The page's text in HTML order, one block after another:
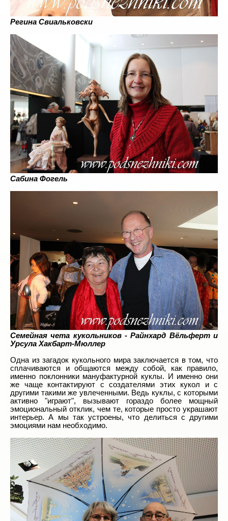
Регина Свиальковски
Сабина Фогель
Семейная чета кукольников - Райнхард Вёльферт и
Урсула Хакбарт-Мюллер
Одна из загадок кукольного миразаключается в том, что
сплачиваются и общаются между собой, как правило,
именно поклонники мануфактурной куклы. И именно они
же чаще контактируют с создателями этих кукол и с
другими такими же увлеченными. Ведь куклы, с которыми
активно "играют", вызывают гораздо более мощный
эмоциональный отклик, чем те, которые просто украшают
интерьер. А мы так устроены, что делиться с другими
эмоциями нам необходимо.